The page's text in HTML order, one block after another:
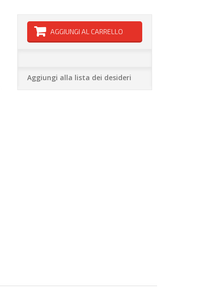
AGGIUNGI AL CARRELLO
Aggiungi alla lista dei desideri